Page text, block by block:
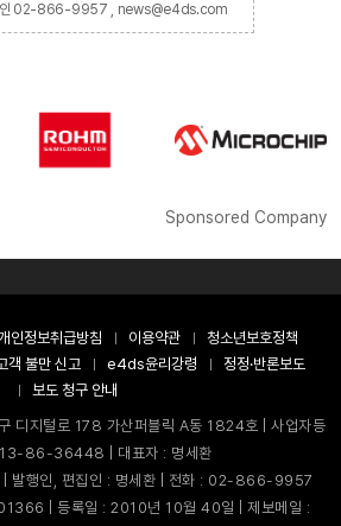
인 02-866-9957 , news@e4ds.com
Sponsored Company
인정보취급방침 이용약관
청소년보호정책
객 불만 신고 e4ds윤리강령
정정·반론보도
보도 청구 안내
디지털로 178 가산퍼블릭 A동 1824호 | 사업자등
86-36448 | 대표자 : 명세환
| 발행인, 편집인 : 명세환 | 전화 : 02-866-9957
| 등록일 : 2010년 10월 40일 | 제보메일 :